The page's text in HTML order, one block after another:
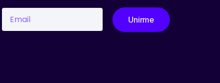
Unirme